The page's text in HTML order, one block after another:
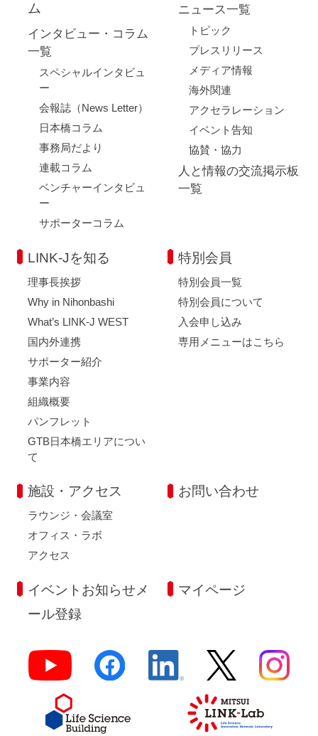
ム
インタビュー・コラム
一覧
スペシャルインタビュ
ー
会報誌（News Letter）
日本橋コラム
事務局だより
連載コラム
ベンチャーインタビュ
ー
サポーターコラム
ニュース一覧
トピック
プレスリリース
メディア情報
海外関連
アクセラレーション
イベント告知
協賛・協力
人と情報の交流掲示板
一覧
LINK-Jを知る
理事長挨拶
Why in Nihonbashi
What’s LINK-J WEST
国内外連携
サポーター紹介
事業内容
組織概要
パンフレット
GTB日本橋エリアについ
て
特別会員
特別会員一覧
特別会員について
入会申し込み
専用メニューはこちら
施設・アクセス
ラウンジ・会議室
オフィス・ラボ
アクセス
お問い合わせ
イベントお知らせメ
ール登録
マイページ